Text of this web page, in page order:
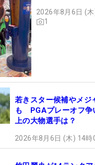
2026年8月6日 (
1
若きスター候補やメジ
も PGAプレーオフ争
上の大物選手は？
2026年8月6日 (木) 14時